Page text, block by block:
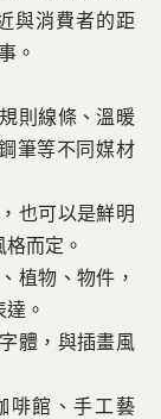
與消費者的距
。
則線條、溫暖
筆等不同媒材
也可以是鮮明
而定。
植物、物件，
。
體，與插畫風
啡館、手工藝